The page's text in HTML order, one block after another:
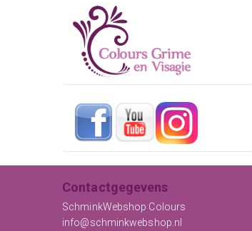
Contactgegevens
SchminkWebshop Colours
info@schminkwebshop.nl